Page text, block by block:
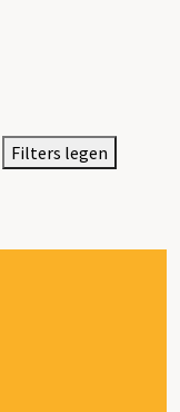
Filters legen